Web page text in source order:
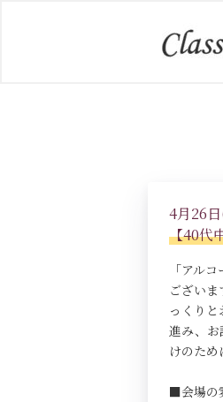
4月26
【40代
「アル
ござい
っくり
進み、お
けのため
■会場の